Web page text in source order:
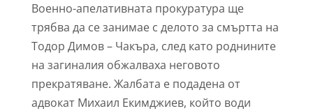
Военно-апелативната прокуратура ще
трябва да се занимае с делото за смъртта на
Тодор Димов – Чакъра, след като роднините
на загиналия обжалваха неговото
прекратяване. Жалбата е подадена от
адвокат Михаил Екимджиев, който води